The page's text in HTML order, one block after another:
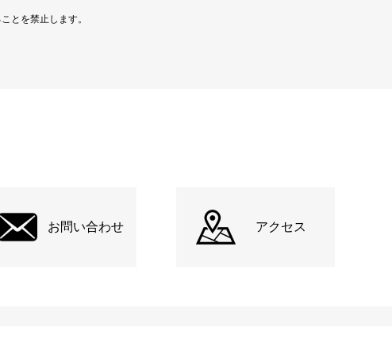
とを禁止します。
お問い合わせ アクセス